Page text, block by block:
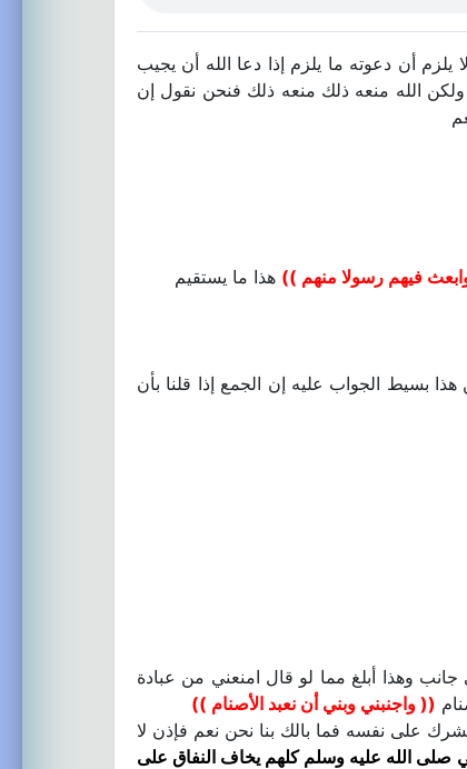
أن دعوته ما يلزم إذا دعا الله أن يجيب
الله منعه ذلك منعه ذلك فنحن نقول إن
فيهم رسولا منهم )) هذا ما يستقيم
بسيط الجواب عليه إن الجمع إذا قلنا بأن
وهذا أبلغ مما لو قال امنعني من عبادة
(( واجنبني وبني أن نعبد الأصنام ))
على نفسه فما بالك بنا نحن نعم فإذن لا
صلى الله عليه وسلم كلهم يخاف النفاق على